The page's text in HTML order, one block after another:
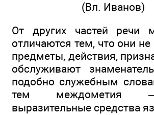
(Вл. Иванов)
От других частей речи
отличаются тем, что они
предметы, действия,
обслуживают
подобно служебным
тем междометия
выразительные средства